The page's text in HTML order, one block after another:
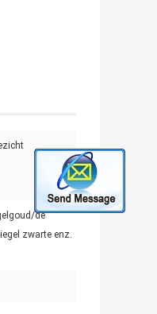
de
zwarte enz.